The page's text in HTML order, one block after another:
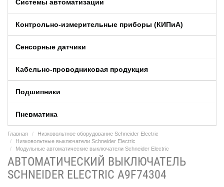
Системы автоматизации
Контрольно-измерительные приборы (КИПиA)
Сенсорные датчики
Кабельно-проводниковая продукция
Подшипники
Пневматика
Главная
Низковольтное оборудование Schneider Electric
Низковольтные выключатели Schneider Electric
Модульные автоматические выключатели Schneider Electric
АВТОМАТИЧЕСКИЙ ВЫКЛЮЧАТЕЛЬ
SCHNEIDER ELECTRIC A9F74304